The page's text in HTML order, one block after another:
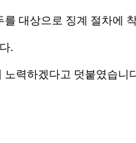
대상으로 징계 절차에
.
력하겠다고 덧붙였습니